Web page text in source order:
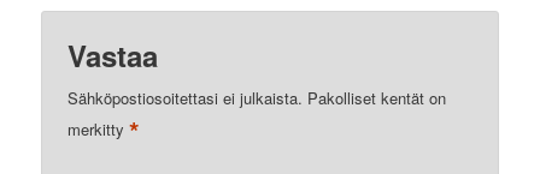
Vastaa
Sähköpostiosoitettasi ei julkaista. Pakolliset kentät on
merkitty*